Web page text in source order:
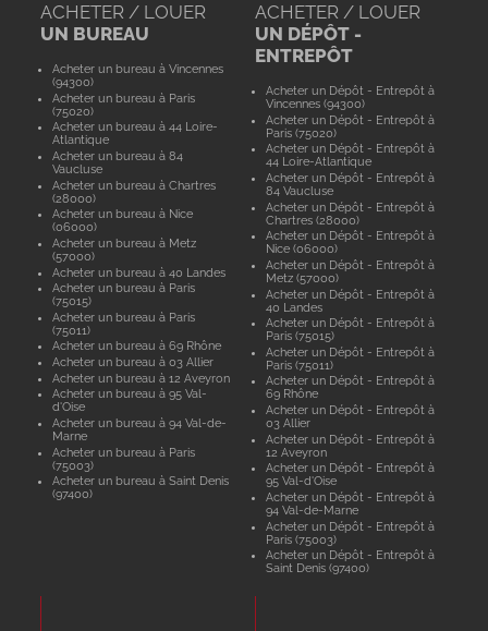
ACHETER / LOUER
UN BUREAU
Acheter un bureau à Vincennes
(94300)
Acheter un bureau à Paris
(75020)
Acheter un bureau à 44 Loire-
Atlantique
Acheter un bureau à 84
Vaucluse
Acheter un bureau à Chartres
(28000)
Acheter un bureau à Nice
(06000)
Acheter un bureau à Metz
(57000)
Acheter un bureau à 40 Landes
Acheter un bureau à Paris
(75015)
Acheter un bureau à Paris
(75011)
Acheter un bureau à 69 Rhône
Acheter un bureau à 03 Allier
Acheter un bureau à 12 Aveyron
Acheter un bureau à 95 Val-
d'Oise
Acheter un bureau à 94 Val-de-
Marne
Acheter un bureau à Paris
(75003)
Acheter un bureau à Saint Denis
(97400)
ACHETER / LOUER
UN DÉPÔT -
ENTREPÔT
Acheter un Dépôt - Entrepôt à
Vincennes (94300)
Acheter un Dépôt - Entrepôt à
Paris (75020)
Acheter un Dépôt - Entrepôt à
44 Loire-Atlantique
Acheter un Dépôt - Entrepôt à
84 Vaucluse
Acheter un Dépôt - Entrepôt à
Chartres (28000)
Acheter un Dépôt - Entrepôt à
Nice (06000)
Acheter un Dépôt - Entrepôt à
Metz (57000)
Acheter un Dépôt - Entrepôt à
40 Landes
Acheter un Dépôt - Entrepôt à
Paris (75015)
Acheter un Dépôt - Entrepôt à
Paris (75011)
Acheter un Dépôt - Entrepôt à
69 Rhône
Acheter un Dépôt - Entrepôt à
03 Allier
Acheter un Dépôt - Entrepôt à
12 Aveyron
Acheter un Dépôt - Entrepôt à
95 Val-d'Oise
Acheter un Dépôt - Entrepôt à
94 Val-de-Marne
Acheter un Dépôt - Entrepôt à
Paris (75003)
Acheter un Dépôt - Entrepôt à
Saint Denis (97400)